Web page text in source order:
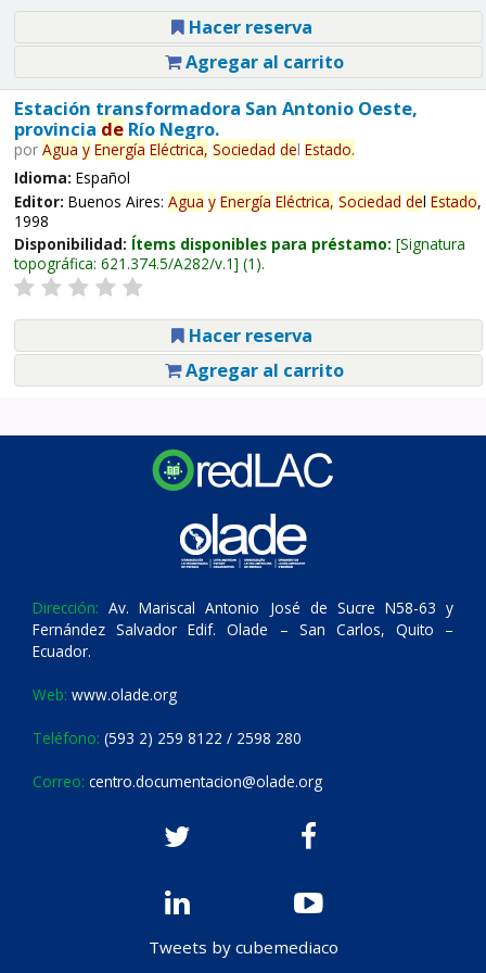
Hacer reserva
Agregar al carrito
Estación transformadora San Antonio Oeste,
provincia deRío Negro.
por Agua y Energía Eléctrica, Sociedad del Estado.
Idioma: Español
Editor: Buenos Aires: Agua y Energía Eléctrica, Sociedad del Estado,
1998
Disponibilidad: Ítems disponibles para préstamo: Signatura
topográfica: 621.374.5/A282/v.1 (1).
Hacer reserva
Agregar al carrito
Dirección: Av. Mariscal Antonio José de Sucre N58-63 y
Fernández Salvador Edif. Olade – San Carlos, Quito –
Ecuador.
Web: www.olade.org
Teléfono: (593 2) 259 8122 / 2598 280
Correo: centro.documentacion@olade.org
Tweets by cubemediaco